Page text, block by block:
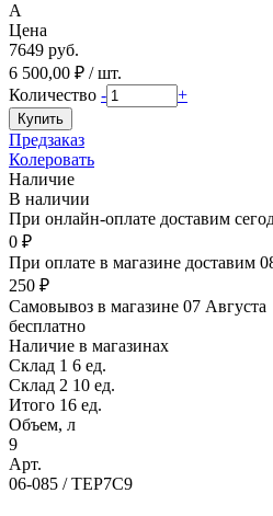
A
Цена
7649 руб.
6 500,00 ₽ / шт.
Количество - +
Предзаказ
Колеровать
Наличие
В наличии
При онлайн-оплате доставим
0 ₽
При оплате в магазине доставим
250 ₽
Самовывоз в магазине 07 Августа
бесплатно
Наличие в магазинах
Склад 1 6 ед.
Склад 2 10 ед.
Итого 16 ед.
Объем, л
9
Арт.
06-085 / TEP7C9